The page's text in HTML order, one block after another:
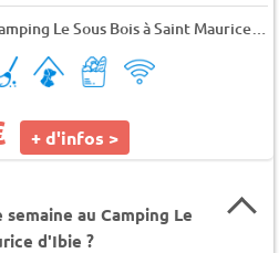
Camping Le Sous Bois à Saint Maurice d'Ibie
+ d'infos >
au Camping Le
d'Ibie ?